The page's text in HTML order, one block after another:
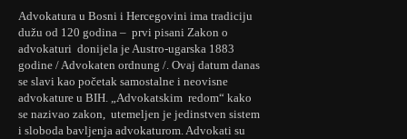
Advokatura u Bosni i Hercegovini ima tradiciju
dužu od 120 godina – prvi pisani Zakon o
advokaturi donijela je Austro-ugarska 1883
godine / Advokaten ordnung /. Ovaj datum danas
se slavi kao početak samostalne i neovisne
advokature u BIH. „Advokatskim redom“ kako
se nazivao zakon, utemeljen je jedinstven sistem
i sloboda bavljenja advokaturom. Advokati su